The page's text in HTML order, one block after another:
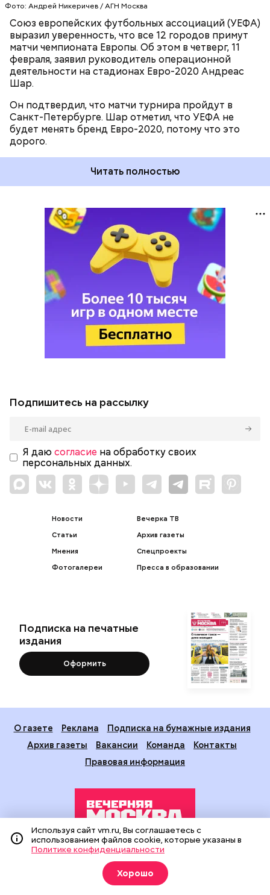
Фото: Андрей Никеричев / АГН Москва
Союз европейских футбольных ассоциаций (УЕФА)
выразил уверенность, что все 12 городов примут
матчи чемпионата Европы. Об этом в четверг, 11
февраля, заявил руководитель операционной
деятельности на стадионах Евро-2020 Андреас
Шар.
Он подтвердил, что матчи турнира пройдут в
Санкт-Петербурге. Шар отметил, что УЕФА не
будет менять бренд Евро-2020, потому что это
дорого.
Читать полностью
Подпишитесь на рассылку
Я даю согласие на обработку своих
персональных данных.
Новости
Статьи
Мнения
Фотогалереи
Вечерка ТВ
Архив газеты
Спецпроекты
Пресса в образовании
Подписка на печатные
издания
Оформить
О газете Реклама
Подписка на бумажные издания
Архив газеты
Вакансии Команда
Контакты
Правовая информация
Издание создано при финансовой поддержке Департамента
средств массовой информации и рекламы города Москвы.
На сайте применяются рекомендательные технологии
(информационные технологии предоставления информации
Используя сайт vm.ru, Вы соглашаетесь с
использованием файлов cookie, которые указаны в
Политике конфиденциальности
Хорошо